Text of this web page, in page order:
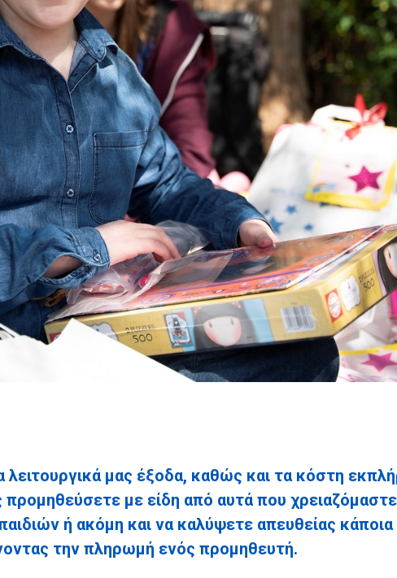
μας έξοδα, καθώς και τα κόστη
με είδη από αυτά που χρειαζόμαστε
ή ακόμη και να καλύψετε απευθείας κάποια
την πληρωμή ενός προμηθευτή.